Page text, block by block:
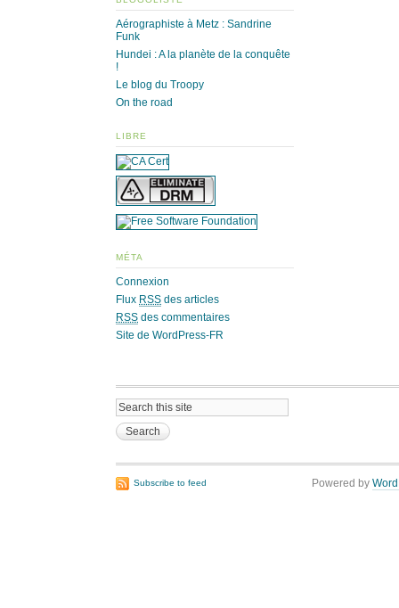
Aérographiste à Metz : Sandrine
Funk
Hundei : A la planète de la conquête
!
Le blog du Troopy
On the road
LIBRE
MÉTA
Connexion
Flux RSS des articles
RSS des commentaires
Site de WordPress-FR
Subscribe to feed Powered by